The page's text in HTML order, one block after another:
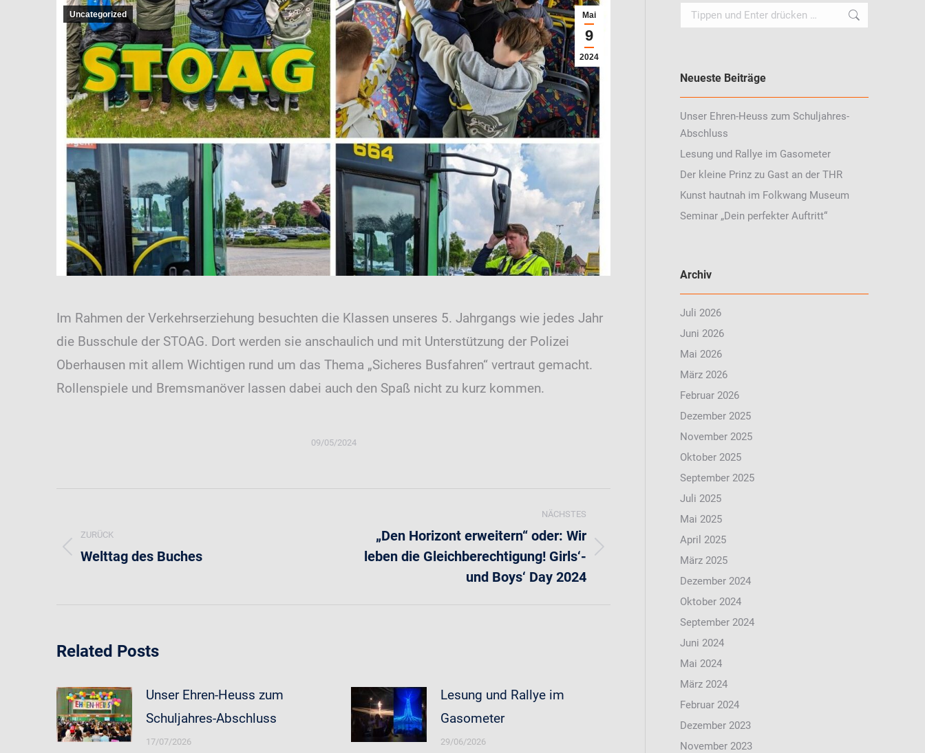
Mai
9
2024
Uncategorized
Im Rahmen der Verkehrserziehung besuchten die Klassen unseres 5. Jahrgangs wie jedes Jahr
die Busschule der STOAG. Dort werden sie anschaulich und mit Unterstützung der Polizei
Oberhausen mit allem Wichtigen rund um das Thema „Sicheres Busfahren“ vertraut gemacht.
Rollenspiele und Bremsmanöver lassen dabei auch den Spaß nicht zu kurz kommen.
09/05/2024
ZURÜCK
Vorheriger
Welttag des Buches
NÄCHSTES
Nächster
„Den Horizont erweitern“ oder: Wir
leben die Gleichberechtigung! Girls‘-
und Boys‘ Day 2024
Related Posts
Unser Ehren-Heuss zum
Schuljahres-Abschluss
17/07/2026
Lesung und Rallye im
Gasometer
29/06/2026
Search:
Neueste Beiträge
Unser Ehren-Heuss zum Schuljahres-
Abschluss
Lesung und Rallye im Gasometer
Der kleine Prinz zu Gast an der THR
Kunst hautnah im Folkwang Museum
Seminar „Dein perfekter Auftritt“
Archiv
Juli 2026
Juni 2026
Mai 2026
März 2026
Februar 2026
Dezember 2025
November 2025
Oktober 2025
September 2025
Juli 2025
Mai 2025
April 2025
März 2025
Dezember 2024
Oktober 2024
September 2024
Juni 2024
Mai 2024
März 2024
Februar 2024
Dezember 2023
November 2023